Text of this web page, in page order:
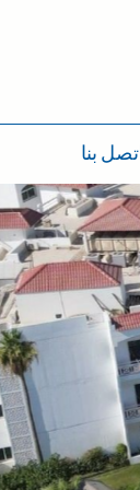
اتصل بنا